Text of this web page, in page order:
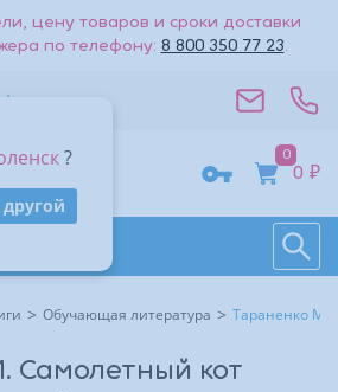
цену товаров и сроки доставки
по телефону: 8 800 350 77 23.
? 0
0 ₽
Обучающая литература Тараненко М.
Самолетный кот
На большую карту
Поиск
Получить код
способы входа:
с паролем
Войти
Восстановить